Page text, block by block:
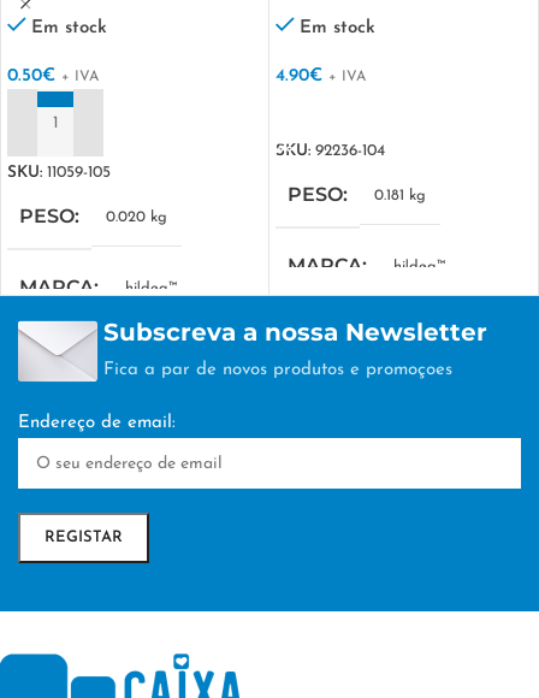
Em stock
0.50€ + IVA
SKU: 11059-105
PESO 0.020 kg
MARCA hi!dea™
MEDIDA COMBINADA
217 x 118 mm
EMBALAGEM nan
TÉCNICA DE
Em stock
4.90€ + IVA
SKU: 92236-104
PESO 0.181 kg
MARCA hi!dea™
MEDIDA COMBINADA
Subscreva a nossa Newsletter
Fica a par de novos produtos e promoçoes
Endereço de email: